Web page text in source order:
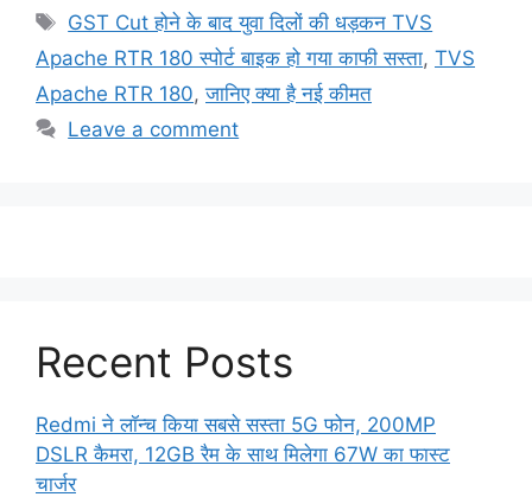
Tags
GST Cut होने के बाद युवा दिलों की धड़कन TVS
Apache RTR 180 स्पोर्ट बाइक हो गया काफी सस्ता, TVS
Apache RTR 180,जानिए क्या है नई कीमत
Leave a comment
Recent Posts
Redmi ने लॉन्च किया सबसे सस्ता 5G फोन, 200MP
DSLR कैमरा, 12GB रैम के साथ मिलेगा 67W का फास्ट
चार्जर